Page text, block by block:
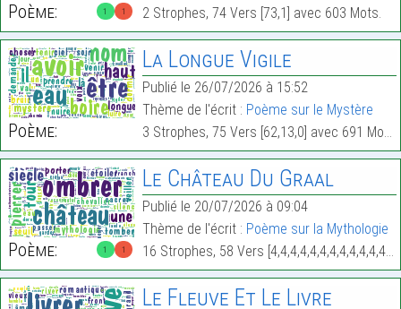
1 1
Poème:
2 Strophes, 74 Vers [73,1] avec 603 Mots.
Poème:
La Longue Vigile
Publié le 26/07/2026 à 15:52
Thème de l'écrit : Poème sur le Mystère
3 Strophes, 75 Vers [62,13,0] avec 691 Mots.
1 1
Poème:
Le Château Du Graal
Publié le 20/07/2026 à 09:04
Thème de l'écrit : Poème sur la Mythologie
16 Strophes, 58 Vers [4,4,4,4,4,4,4,4,4,4,4,4,4,4,2,0] avec 488 Mots.
Le Fleuve Et Le Livre